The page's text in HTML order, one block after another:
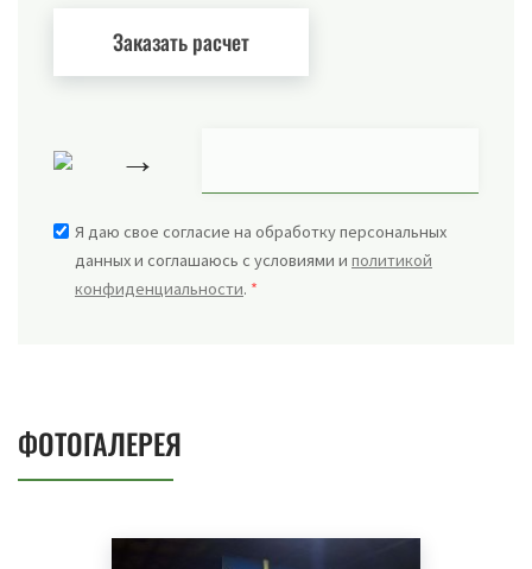
→
Я даю свое согласие на обработку персональных
данных и соглашаюсь с условиями и политикой
конфиденциальности. *
ФОТОГАЛЕРЕЯ